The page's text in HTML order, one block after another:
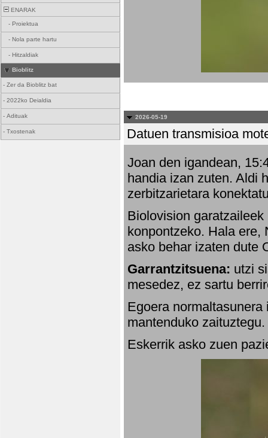
ENARAK
- Proiektua
- Nola parte hartu
- Hitzaldiak
Bioblitz
- Zer da Bioblitz bat
- 2022ko Deialdia
- Adituak
- Txostenak
2026-05-19
Datuen transmisioa
Joan den igandean,
handia izan zuten. Aldi
zerbitzarietara
Biolovision
konpontzeko. Hala ere,
asko behar izaten dute
Garrantzitsuena: utzi
mesedez, ez sartu
Egoera
mantenduko
Eskerrik asko zuen